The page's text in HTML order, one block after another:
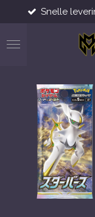
direct
naar
Snelle